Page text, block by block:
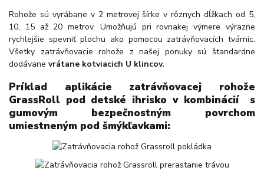
Rohože sú vyrábane v 2 metrovej šírke v rôznych dĺžkach od 5,
10, 15 až 20 metrov. Umožňujú pri rovnakej výmere výrazne
rychlejšie spevniť plochu ako pomocou zatrávňovacích tvárnic.
Všetky zatrávňovacie rohože z našej ponuky sú štandardne
dodávane vrátane kotviacich U klincov.
Príklad aplikácie zatrávňovacej rohože
GrassRoll pod detské ihrisko v kombinácií s
gumovým bezpečnostným povrchom
umiestneným pod šmýkľavkami: